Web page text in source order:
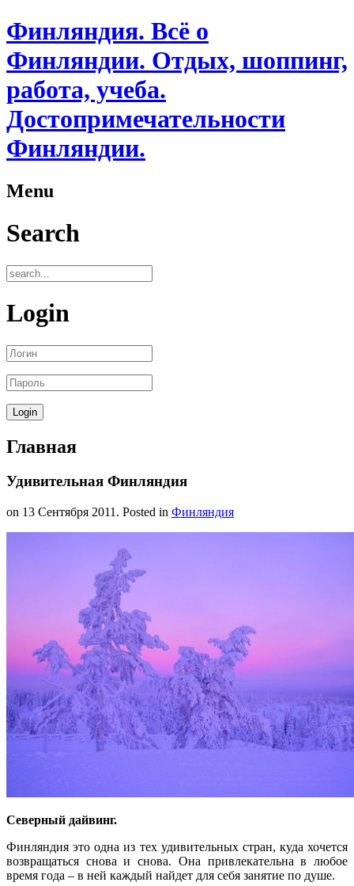
Финляндия. Всё о
Финляндии. Отдых, шоппинг,
работа, учеба.
Достопримечательности
Финляндии.
Menu
Search
Login
Главная
Удивительная Финляндия
on 13 Сентября 2011 . Posted in Финляндия
Северный дайвинг.
Финляндия это одна из тех удивительных стран, куда хочется
возвращаться снова и снова. Она привлекательна в любое
время года – в ней каждый найдет для себя занятие по душе.